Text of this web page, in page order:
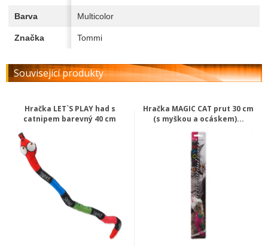
Barva Multicolor
Značka Tommi
Související produkty
Hračka LET`S PLAY had s
catnipem barevný 40 cm
Hračka MAGIC CAT prut 30 cm
(s myškou a ocáskem)...